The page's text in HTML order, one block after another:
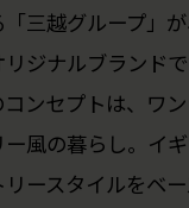
「三越グループ」
ジナルブランドで
ンセプトは、ワ
風の暮らし。イ
ースタイルをベ